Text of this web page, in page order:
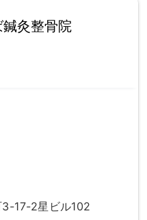
鍼灸整骨院
17-2星ビル102